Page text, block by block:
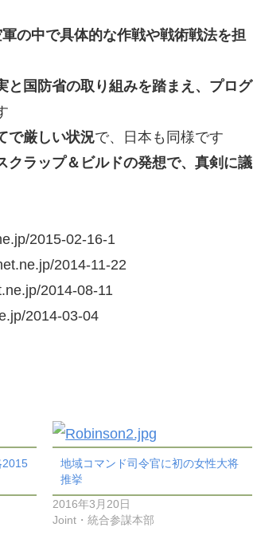
の中で具体的な作戦や戦術戦法を担
と国防省の取り組みを踏まえ、プログ
で厳しい状況で、日本も同様です
クラップ＆ビルドの発想で、真剣に議
2015-02-16-1
2014-11-22
2014-08-11
2014-03-04
2015
地域コマンド司令官に初の女性大将
推挙
2016年3月20日
Joint・統合参謀本部